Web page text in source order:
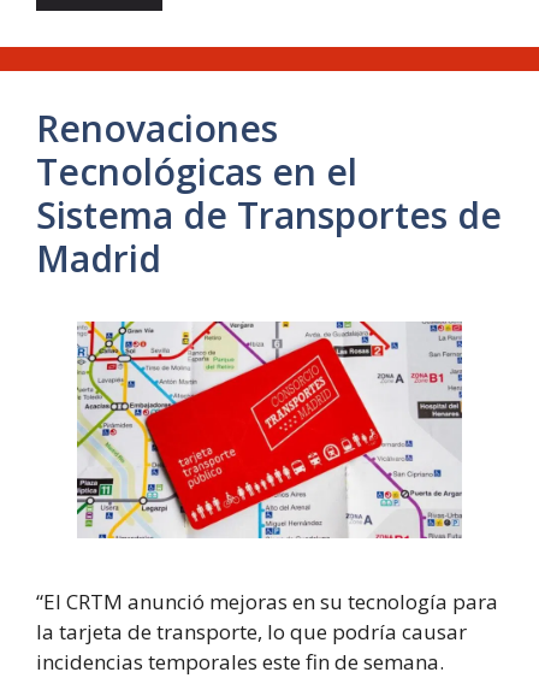
Renovaciones
Tecnológicas en el
Sistema de Transportes de
Madrid
“El CRTM anunció mejoras en su tecnología para
la tarjeta de transporte, lo que podría causar
incidencias temporales este fin de semana.